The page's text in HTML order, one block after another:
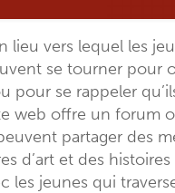
lieu vers lequel les
se tourner pour
pour se rappeler
web offre un forum
partager des
d’art et des histoires
les jeunes qui